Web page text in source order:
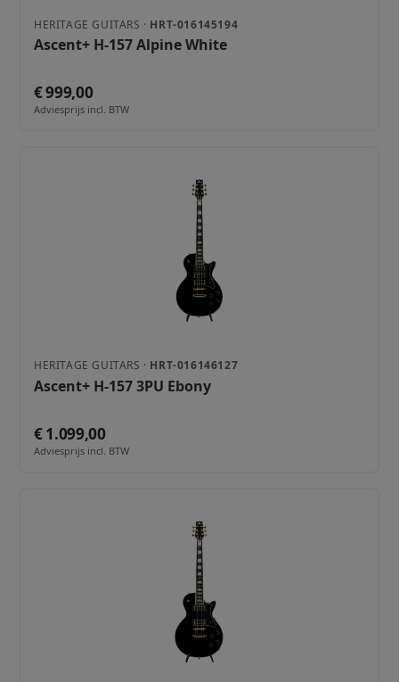
HERITAGE GUITARS · HRT-016145194
Ascent+ H-157 Alpine White
€ 999,00
Adviesprijs incl. BTW
HERITAGE GUITARS · HRT-016146127
Ascent+ H-157 3PU Ebony
€ 1.099,00
Adviesprijs incl. BTW